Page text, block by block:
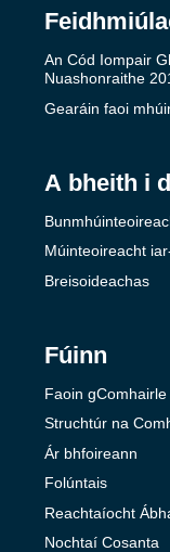
An Cód Iompair
Nuashonraithe
Gearáin faoi
A bheith i
Múinteoireacht
Breisoideachas
Fúinn
Faoin
Struchtúr na
Ár bhfoireann
Folúntais
Reachtaíocht
Nochtaí Cosanta